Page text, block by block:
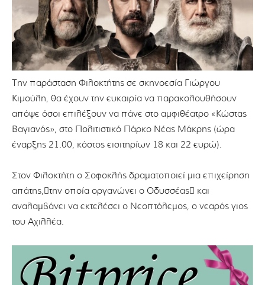
Την παράσταση Φιλοκτήτης σε σκηνοεσία Γιώργου
Κιμούλη, θα έχουν την ευκαιρία να παρακολουθήσουν
απόψε όσοι επιλέξουν να πάνε στο αμφιθέατρο «Κώστας
Βαγιανός», στο Πολιτιστικό Πάρκο Νέας Μάκρης (ώρα
έναρξης 21.00, κόστος εισιτηρίων 18 και 22 ευρώ).
Στον Φιλοκτήτη ο Σοφοκλής δραµατοποιεί µια επιχείρηση
απάτης,την οποία οργανώνει ο Οδυσσέας και
αναλαµβάνει να εκτελέσει ο Νεοπτόλεµος, ο νεαρός γιος
του Αχιλλέα.